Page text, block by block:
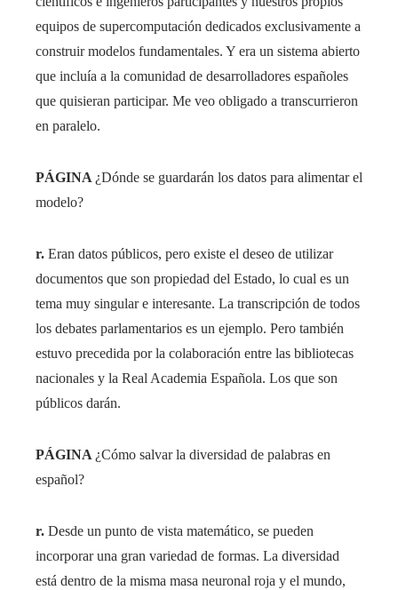
equipos de supercomputación dedicados exclusivamente a
construir modelos fundamentales. Y era un sistema abierto
que incluía a la comunidad de desarrolladores españoles
que quisieran participar. Me veo obligado a transcurrieron
en paralelo.
PÁGINA ¿Dónde se guardarán los datos para alimentar el
modelo?
r. Eran datos públicos, pero existe el deseo de utilizar
documentos que son propiedad del Estado, lo cual es un
tema muy singular e interesante. La transcripción de todos
los debates parlamentarios es un ejemplo. Pero también
estuvo precedida por la colaboración entre las bibliotecas
nacionales y la Real Academia Española. Los que son
públicos darán.
PÁGINA ¿Cómo salvar la diversidad de palabras en
español?
r. Desde un punto de vista matemático, se pueden
incorporar una gran variedad de formas. La diversidad
está dentro de la misma masa neuronal roja y el mundo,